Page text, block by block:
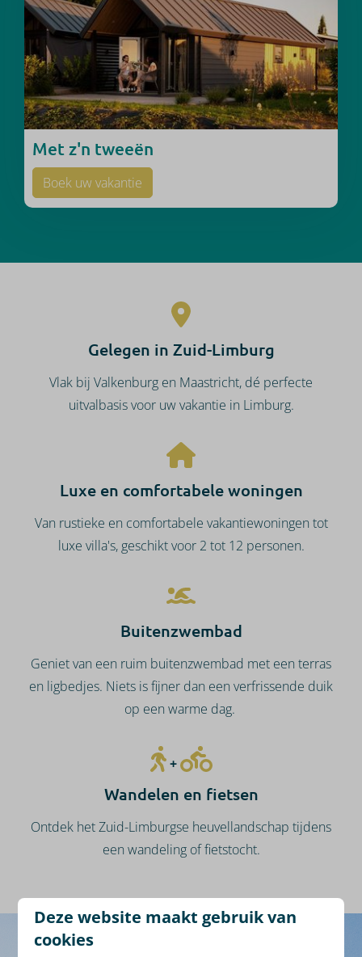
Met z'n tweeën
Boek uw vakantie
Gelegen in Zuid-Limburg
Vlak bij Valkenburg en Maastricht, dé perfecte
uitvalbasis voor uw vakantie in Limburg.
Luxe en comfortabele woningen
Van rustieke en comfortabele vakantiewoningen tot
luxe villa's, geschikt voor 2 tot 12 personen.
Buitenzwembad
Geniet van een ruim buitenzwembad met een terras
en ligbedjes. Niets is fijner dan een verfrissende duik
op een warme dag.
+
Wandelen en fietsen
Ontdek het Zuid-Limburgse heuvellandschap tijdens
een wandeling of fietstocht.
Deze website maakt gebruik van
cookies